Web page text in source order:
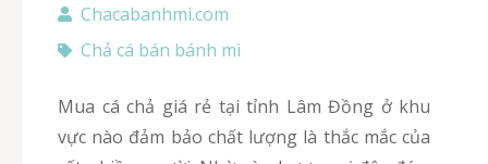
Chacabanhmi.com
Chả cá bán bánh mì
Mua cá chả giá rẻ tại tỉnh Lâm Đồng ở khu
vực nào đảm bảo chất lượng là thắc mắc của